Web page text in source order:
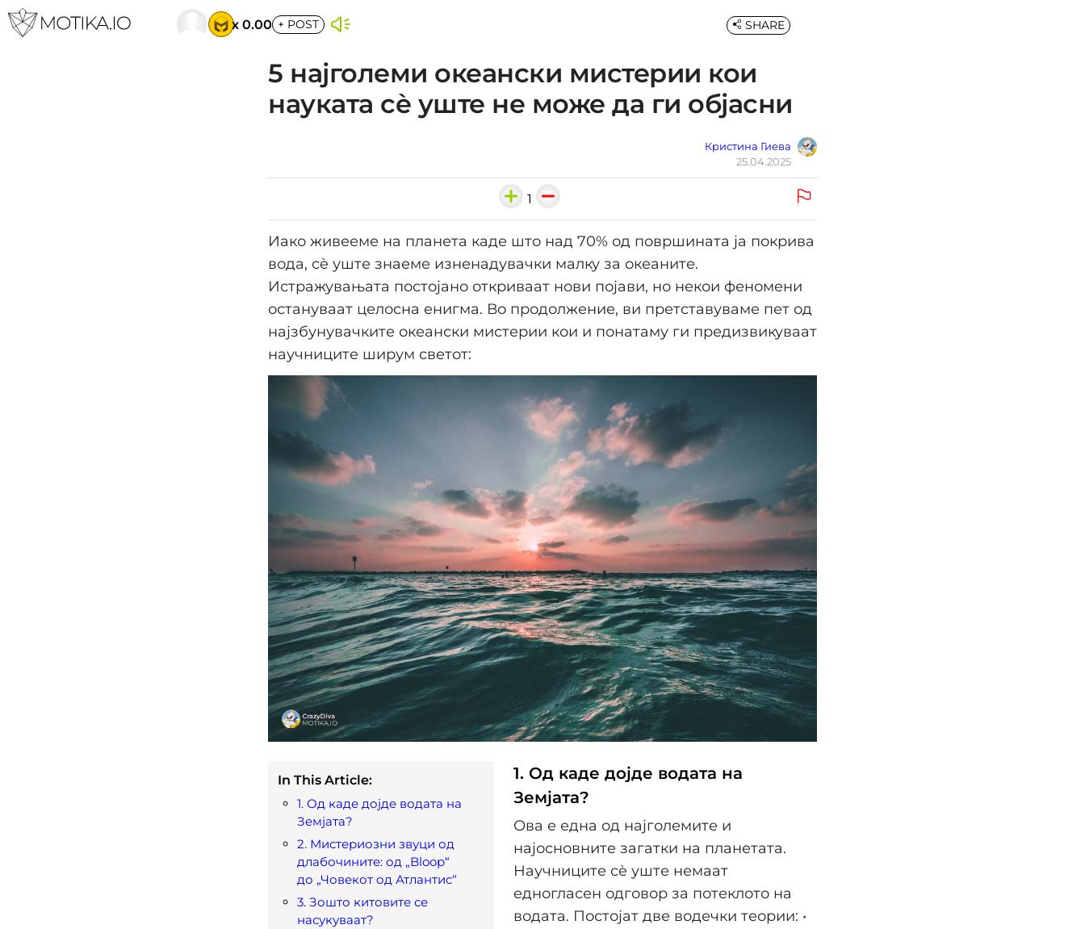
x 0.00 + POST
5 најголеми океански мистерии кои
науката сè уште не може да ги објасни
Кристина Гиева
25.04.2025
SHARE
1
Иако живееме на планета каде што над 70% од површината ја покрива
вода, сè уште знаеме изненадувачки малку за океаните.
Истражувањата постојано откриваат нови појави, но некои феномени
остануваат целосна енигма. Во продолжение, ви претставуваме пет од
најзбунувачките океански мистерии кои и понатаму ги предизвикуваат
научниците ширум светот:
In This Article:
1. Од каде дојде водата на
Земјата?
2. Мистериозни звуци од
длабочините: од „Bloop“
до „Човекот од Атлантис“
3. Зошто китовите се
насукуваат?
1. Од каде дојде водата на
Земјата?
Ова е една од најголемите и
најосновните загатки на планетата.
Научниците сè уште немаат
едногласен одговор за потеклото на
водата. Постојат две водечки теории: •